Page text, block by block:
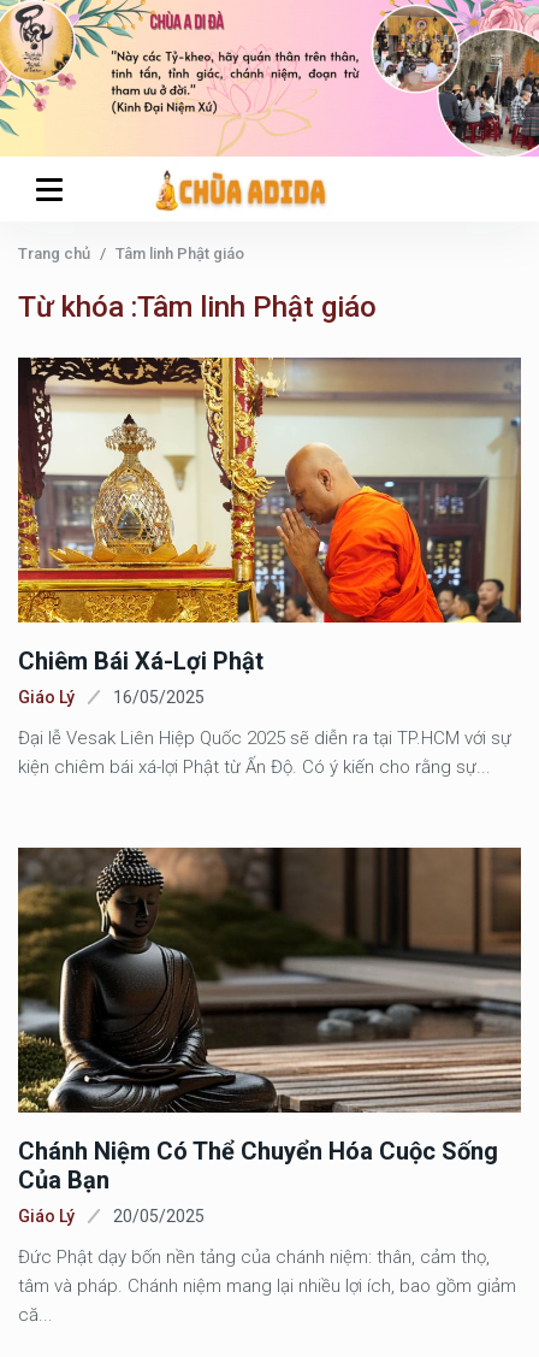
Trang chủ Tâm linh Phật giáo
Từ khóa :Tâm linh Phật giáo
Chiêm Bái Xá-Lợi Phật
Giáo Lý 16/05/2025
Đại lễ Vesak Liên Hiệp Quốc 2025 sẽ diễn ra tại TP.HCM với sự
kiện chiêm bái xá-lợi Phật từ Ấn Độ. Có ý kiến cho rằng sự...
Chánh Niệm Có Thể Chuyển Hóa Cuộc Sống
Của Bạn
Giáo Lý 20/05/2025
Đức Phật dạy bốn nền tảng của chánh niệm: thân, cảm thọ,
tâm và pháp. Chánh niệm mang lại nhiều lợi ích, bao gồm giảm
că...